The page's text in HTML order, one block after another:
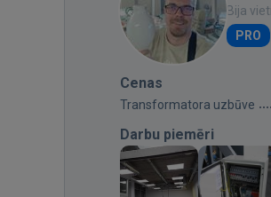
Bija
PRO
Cenas
Transformatora uzbūve
Darbu piemēri